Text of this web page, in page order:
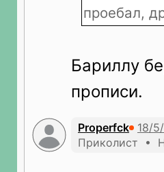
проебал,
Бариллу
прописи.
Properfck
Приколист •